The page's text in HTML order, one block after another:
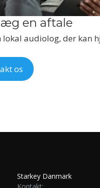
en aftale
lokal audiolog, der kan
os
Starkey Danmark